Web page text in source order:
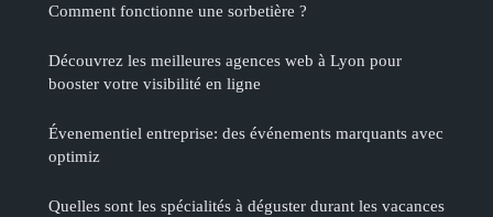
Comment fonctionne une sorbetière ?
Découvrez les meilleures agences web à Lyon pour
booster votre visibilité en ligne
Évenementiel entreprise: des événements marquants avec
optimiz
Quelles sont les spécialités à déguster durant les vacances